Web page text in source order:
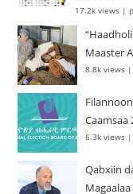
17.2k views |
Maaster
8.8k views
Caamsaa
6.3k views
Qabxiin